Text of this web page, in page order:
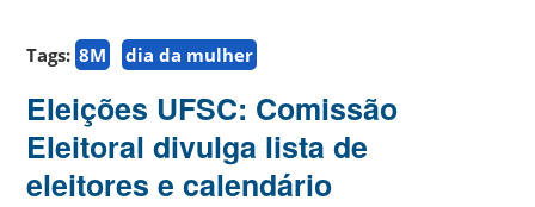
Tags: 8M dia da mulher
Eleições UFSC: Comissão
Eleitoral divulga lista de
eleitores e calendário